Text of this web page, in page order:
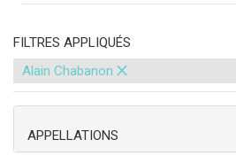
FILTRES APPLIQUÉS
Alain Chabanon ×
APPELLATIONS